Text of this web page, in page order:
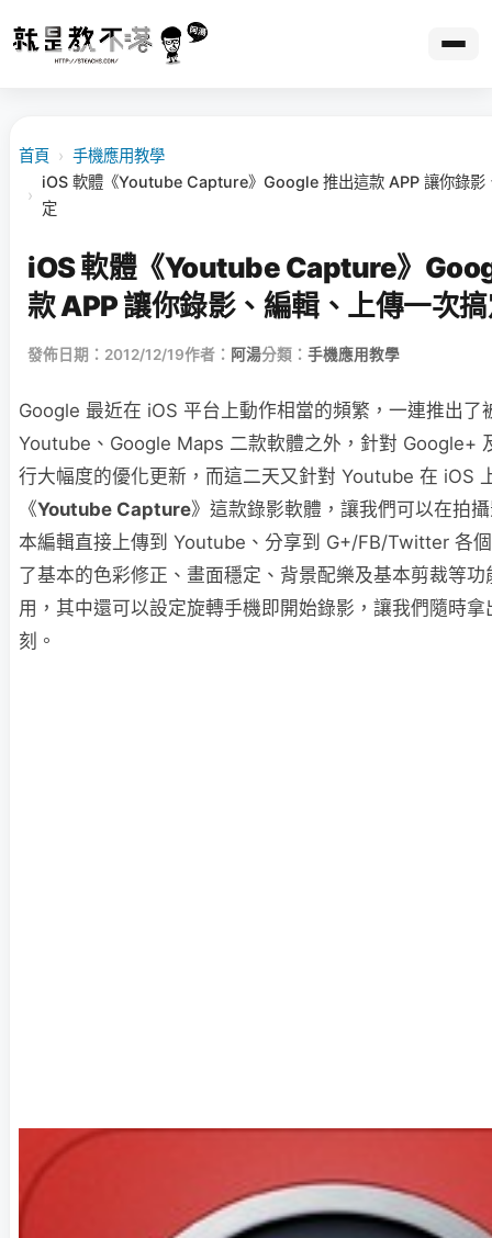
首頁 › 手機應用教學
›
iOS 軟體《Youtube Capture》Google 推出這款 APP 讓你錄影
定
iOS 軟體《Youtube Capture》
款 APP 讓你錄影、編輯、上傳一次
發佈日期：2012/12/19作者： 阿湯分類： 手機應用教學
Google 最近在 iOS 平台上動作相當的頻繁，一連推出了
Youtube、Google Maps 二款軟體之外，針對 Google+
行大幅度的優化更新，而這二天又針對 Youtube 在 iOS
《Youtube Capture》這款錄影軟體，讓我們可以在拍
本編輯直接上傳到 Youtube、分享到 G+/FB/Twitter 各
了基本的色彩修正、畫面穩定、背景配樂及基本剪裁等功
用，其中還可以設定旋轉手機即開始錄影，讓我們隨時
刻。